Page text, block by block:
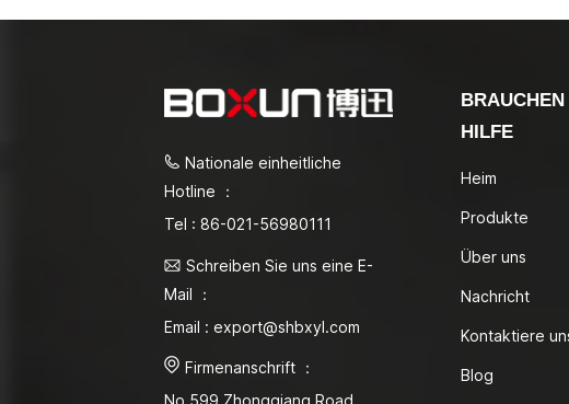
Nationale einheitliche
Hotline ：
Tel : 86-021-56980111
Schreiben Sie uns eine E-
Mail ：
Email : export@shbxyl.com
Firmenanschrift ：
HILFE
Heim
Produkte
Über uns
Nachricht
Kontaktiere
Blog